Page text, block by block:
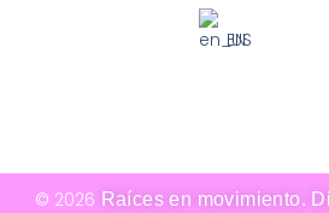
EN
© 2026 Raíces en movimiento.